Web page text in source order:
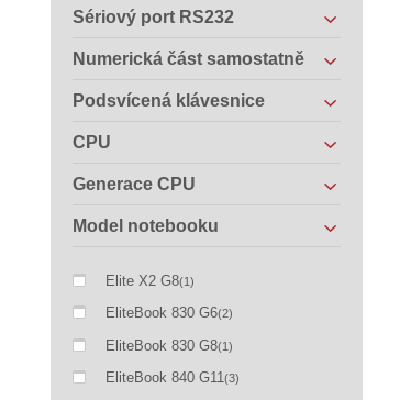
Sériový port RS232
Numerická část samostatně
Podsvícená klávesnice
CPU
Generace CPU
Model notebooku
Elite X2 G8(1)
EliteBook 830 G6(2)
EliteBook 830 G8(1)
EliteBook 840 G11(3)